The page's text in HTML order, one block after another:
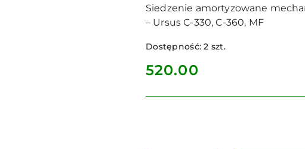
Siedzenie amortyzowane
– Ursus C-330, C-360, MF
Dostępność:2 szt.
cena:
520.00